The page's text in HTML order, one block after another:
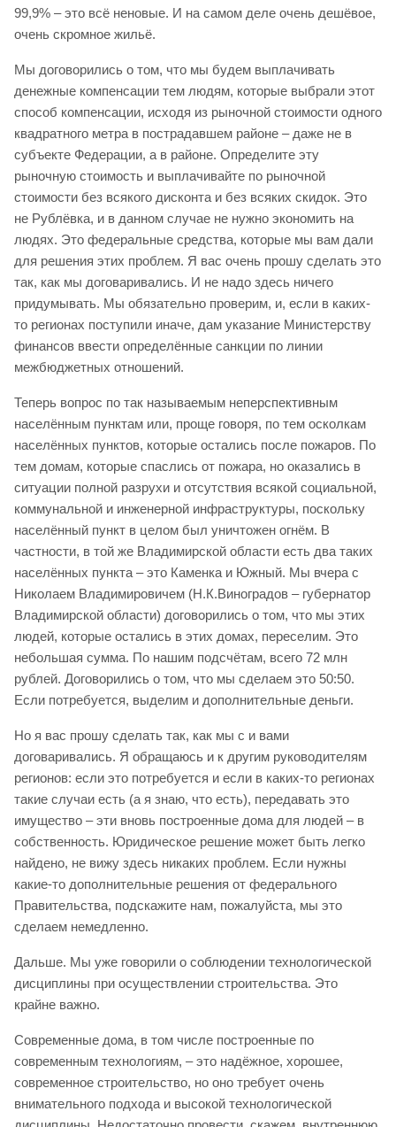
99,9% – это всё неновые. И на самом деле очень дешёвое,
очень скромное жильё.
Мы договорились о том, что мы будем выплачивать
денежные компенсации тем людям, которые выбрали этот
способ компенсации, исходя из рыночной стоимости одного
квадратного метра в пострадавшем районе – даже не в
субъекте Федерации, а в районе. Определите эту
рыночную стоимость и выплачивайте по рыночной
стоимости без всякого дисконта и без всяких скидок. Это
не Рублёвка, и в данном случае не нужно экономить на
людях. Это федеральные средства, которые мы вам дали
для решения этих проблем. Я вас очень прошу сделать это
так, как мы договаривались. И не надо здесь ничего
придумывать. Мы обязательно проверим, и, если в каких-
то регионах поступили иначе, дам указание Министерству
финансов ввести определённые санкции по линии
межбюджетных отношений.
Теперь вопрос по так называемым неперспективным
населённым пунктам или, проще говоря, по тем осколкам
населённых пунктов, которые остались после пожаров. По
тем домам, которые спаслись от пожара, но оказались в
ситуации полной разрухи и отсутствия всякой социальной,
коммунальной и инженерной инфраструктуры, поскольку
населённый пункт в целом был уничтожен огнём. В
частности, в той же Владимирской области есть два таких
населённых пункта – это Каменка и Южный. Мы вчера с
Николаем Владимировичем (Н.К.Виноградов – губернатор
Владимирской области) договорились о том, что мы этих
людей, которые остались в этих домах, переселим. Это
небольшая сумма. По нашим подсчётам, всего 72 млн
рублей. Договорились о том, что мы сделаем это 50:50.
Если потребуется, выделим и дополнительные деньги.
Но я вас прошу сделать так, как мы с и вами
договаривались. Я обращаюсь и к другим руководителям
регионов: если это потребуется и если в каких-то регионах
такие случаи есть (а я знаю, что есть), передавать это
имущество – эти вновь построенные дома для людей – в
собственность. Юридическое решение может быть легко
найдено, не вижу здесь никаких проблем. Если нужны
какие-то дополнительные решения от федерального
Правительства, подскажите нам, пожалуйста, мы это
сделаем немедленно.
Дальше. Мы уже говорили о соблюдении технологической
дисциплины при осуществлении строительства. Это
крайне важно.
Современные дома, в том числе построенные по
современным технологиям, – это надёжное, хорошее,
современное строительство, но оно требует очень
внимательного подхода и высокой технологической